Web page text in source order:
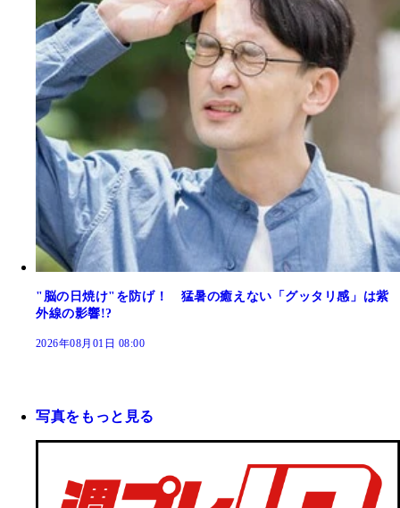
"脳の日焼け"を防げ！ 猛暑の癒えない「グッタリ感」は紫
外線の影響!?
2026年08月01日 08:00
写真をもっと見る